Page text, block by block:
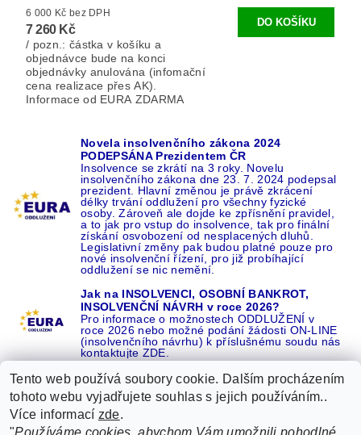
6 000 Kč bez DPH
7 260 Kč
/ pozn.: částka v košíku a
objednávce bude na konci
objednávky anulována (infomační
cena realizace přes AK).
Informace od EURA ZDARMA
Novela insolvenčního zákona 2024
PODEPSÁNA Prezidentem ČR
Insolvence se zkrátí na 3 roky. Novelu
insolvenčního zákona dne 23. 7. 2024 podepsal
prezident. Hlavní změnou je právě zkrácení
délky trvání oddlužení pro všechny fyzické
osoby. Zároveň ale dojde ke zpřísnění pravidel,
a to jak pro vstup do insolvence, tak pro finální
získání osvobození od nesplacených dluhů.
Legislativní změny pak budou platné pouze pro
nové insolvenční řízení, pro již probíhající
oddlužení se nic nemění.
Jak na INSOLVENCI, OSOBNÍ BANKROT,
INSOLVENČNÍ NÁVRH v roce 2026?
Pro informace o možnostech ODDLUŽENÍ v
roce 2026 nebo možné podání žádosti ON-LINE
(insolvenčního návrhu) k příslušnému soudu nás
kontaktujte ZDE.
Recenze o NÁS na GOOGLE 16 let REFERENCÍ v celé ČR |
Tento web používá soubory cookie. Dalším procházením
tohoto webu vyjadřujete souhlas s jejich používáním..
Více informací zde.
"Používáme cookies, abychom Vám umožnili pohodlné